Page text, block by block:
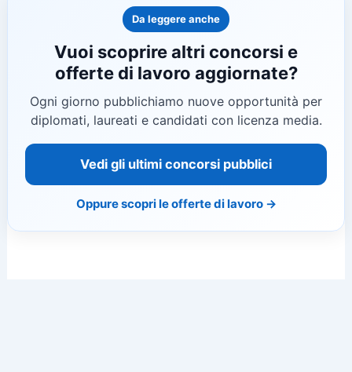
Da leggere anche
Vuoi scoprire altri concorsi e
offerte di lavoro aggiornate?
Ogni giorno pubblichiamo nuove opportunità per
diplomati, laureati e candidati con licenza media.
Vedi gli ultimi concorsi pubblici
Oppure scopri le offerte di lavoro →